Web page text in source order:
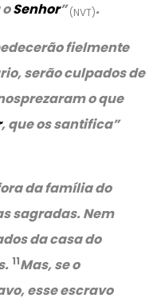
oSenhor”(NVT).
fielmente
serão culpados de
o que
, que os santifica”
da família do
sagradas. Nem
da casa do
11Mas, se o
esse escravo